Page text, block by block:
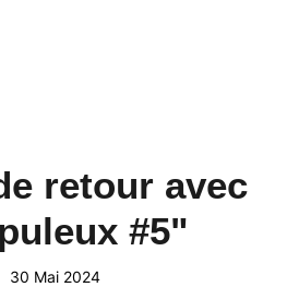
retour avec
#5"
30 Mai 2024